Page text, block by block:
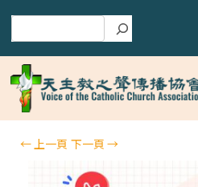
←上一頁 下一頁→